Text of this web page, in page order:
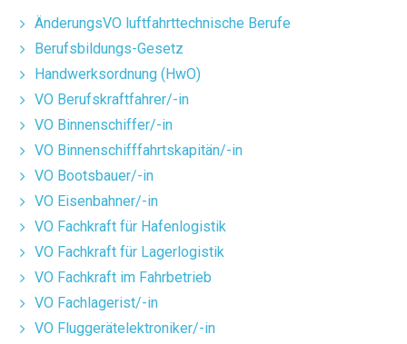
ÄnderungsVO luftfahrttechnische Berufe
Berufsbildungs-Gesetz
Handwerksordnung (HwO)
VO Berufskraftfahrer/-in
VO Binnenschiffer/-in
VO Binnenschifffahrtskapitän/-in
VO Bootsbauer/-in
VO Eisenbahner/-in
VO Fachkraft für Hafenlogistik
VO Fachkraft für Lagerlogistik
VO Fachkraft im Fahrbetrieb
VO Fachlagerist/-in
VO Fluggerätelektroniker/-in